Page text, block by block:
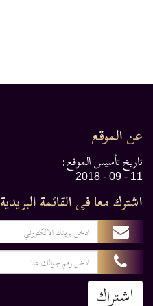
عن الموقع
تاريخ تأسيس الموقع:
11 - 09 - 2018
اشترك معا في القائمة البريدية
اشتراك